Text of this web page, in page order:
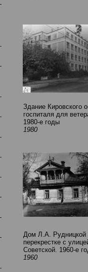
Здание Кировского
госпиталя для
1980-е годы
1980
Дом Л.А. Рудницкой
перекрестке с
Советской. 1960-е
1960